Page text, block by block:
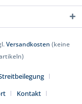
Versandkosten (keine
Kontakt